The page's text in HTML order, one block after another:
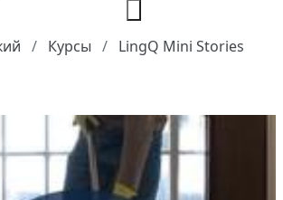
Курсы LingQ Mini Stories